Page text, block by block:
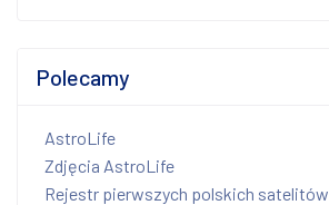
Polecamy
AstroLife
Zdjęcia AstroLife
Rejestr pierwszych polskich satelitów